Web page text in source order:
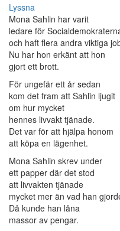
Lyssna
Mona Sahlin har varit
ledare för
och haft flera andra viktiga
Nu har hon erkänt att hon
gjort ett brott.
För ungefär ett år sedan
kom det fram att Sahlin ljugit
om hur mycket
hennes livvakt tjänade.
Det var för att hjälpa honom
att köpa en lägenhet.
Mona Sahlin skrev under
ett papper där det stod
att livvakten tjänade
mycket mer än vad han
Då kunde han låna
massor av pengar.